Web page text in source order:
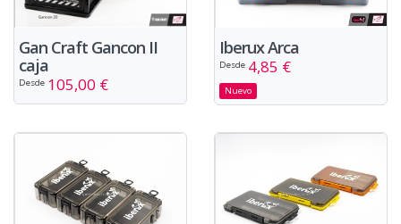
Gan Craft Gancon II
caja
Desde 105,00 €
Iberux Arca
Desde 4,85 €
Nuevo